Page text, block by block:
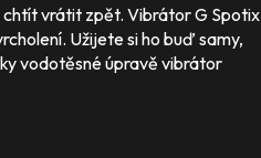
chtít vrátit zpět. Vibrátor G Spotix
Užijete si ho buď samy,
vodotěsné úpravě vibrátor